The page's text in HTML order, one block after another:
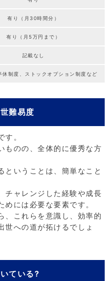
有り（月30時間分）
有り（月5万円まで）
記載なし
休制度、ストックオプション制度など
難易度
す。
ものの、全体的に優秀な方
ということは、簡単なこと
チャレンジした経験や成長
には必要な要素です。
、これらを意識し、効率的
世への道が拓けるでしょ
ている?